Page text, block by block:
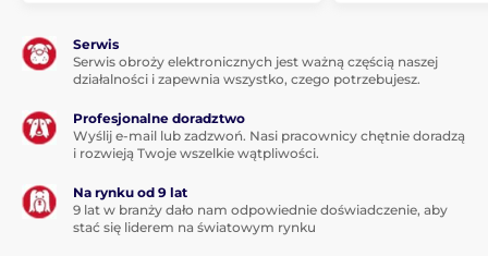
Serwis
Serwis obroży elektronicznych jest ważną częścią naszej
działalności i zapewnia wszystko, czego potrzebujesz.
Profesjonalne doradztwo
Wyślij e-mail lub zadzwoń. Nasi pracownicy chętnie doradzą
i rozwieją Twoje wszelkie wątpliwości.
Na rynku od 9 lat
9 lat w branży dało nam odpowiednie doświadczenie, aby
stać się liderem na światowym rynku